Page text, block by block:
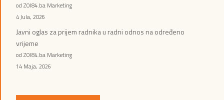
od ZOI84.ba Marketing
4 Jula, 2026
Javni oglas za prijem radnika u radni odnos na određeno
vrijeme
od ZOI84.ba Marketing
14 Maja, 2026